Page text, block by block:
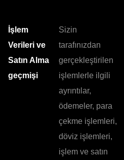
İşlem
Verileri ve
Satın Alma
geçmişi
Sizin
tarafınızdan
gerçekleştirilen
işlemlerle ilgili
ayrıntılar,
ödemeler, para
çekme işlemleri,
döviz işlemleri,
işlem ve satın